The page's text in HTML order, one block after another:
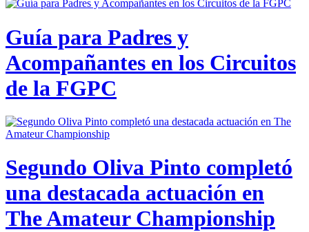
Guía para Padres y
Acompañantes en los Circuitos
de la FGPC
Segundo Oliva Pinto completó
una destacada actuación en
The Amateur Championship